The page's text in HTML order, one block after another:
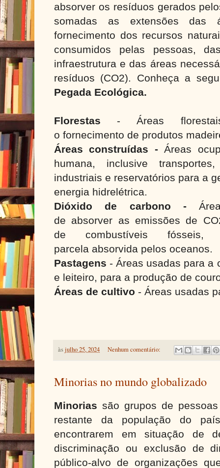
absorver os resíduos gerados
somadas as extensões das
fornecimento dos recursos
consumidos pelas pessoas,
infraestrutura e das áreas
resíduos (CO2). Conheça a
Pegada Ecológica.
Florestas - Áreas
o fornecimento de produtos
Áreas construídas -Áreas
humana, inclusive
industriais e reservatórios para a
energia hidrelétrica.
Dióxido de carbono -
de absorver as emissões de
de combustíveis
parcela absorvida pelos oceanos.
Pastagens - Áreas usadas para a
e leiteiro, para a produção de
Áreas de cultivo - Áreas usadas
àsjulho 25, 2024 Nenhum comentário:
Minorias no mundo globalizado
Minorias são grupos de
restante da população do
encontrarem em situação de
discriminação ou exclusão de
público-alvo de organizações